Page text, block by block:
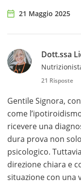
21 Maggio 2025
Dott.ssa
21 Risposte
Gentile Signora,
come
ricevere una
dura prova non
psicologico.
direzione chiara e
situazione con una